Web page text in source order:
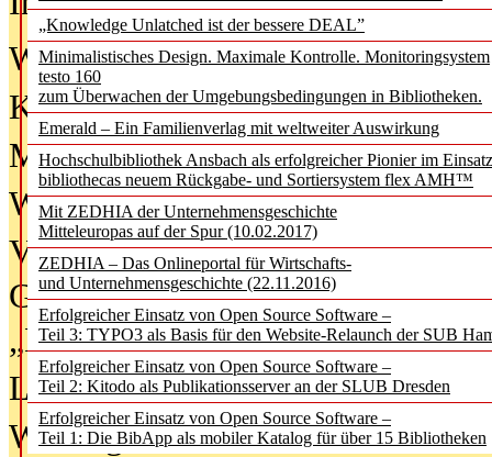
„Knowledge Unlatched ist der bessere DEAL”
Minimalistisches Design. Maximale Kontrolle. Monitoringsystem
testo 160
zum Überwachen der Umgebungsbedingungen in Bibliotheken.
Emerald – Ein Familienverlag mit weltweiter Auswirkung
Hochschulbibliothek Ansbach als erfolgreicher Pionier im
bibliothecas neuem Rückgabe- und Sortiersystem flex AMH™
Mit ZEDHIA der Unternehmensgeschichte
Mitteleuropas auf der Spur (10.02.2017)
ZEDHIA – Das Onlineportal für Wirtschafts-
und Unternehmensgeschichte (22.11.2016)
Erfolgreicher Einsatz von Open Source Software –
Teil 3: TYPO3 als Basis für den Website-Relaunch der SUB
Erfolgreicher Einsatz von Open Source Software –
Teil 2: Kitodo als Publikationsserver an der SLUB Dresden
Erfolgreicher Einsatz von Open Source Software –
Teil 1: Die BibApp als mobiler Katalog für über 15 Bibliotheken
Was Hochschul­bibliotheken von
Kinder in der digitalen Welt
Metadaten als Infrastruktur
Wenn Bots katalogisieren
Von Abschlusskleidern bis
Geisterjagd-Ausrüstung in der
„Library of Things“ unterwegs
Lesen als Infrastrukturaufgabe
Wie Jugendliche Social Media